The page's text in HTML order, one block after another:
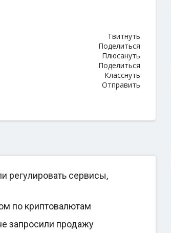
Твитнуть
Поделиться
Плюсануть
Поделиться
Класснуть
Отправить
регулировать сервисы,
по криптовалютам
запросили продажу